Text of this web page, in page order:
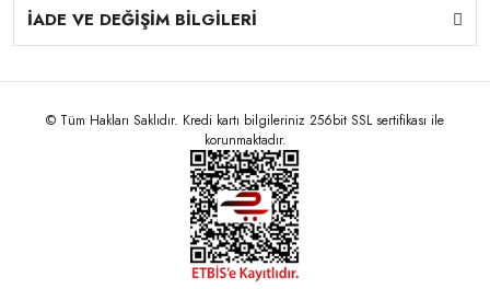
İADE VE DEĞİŞİM BİLGİLERİ
© Tüm Hakları Saklıdır. Kredi kartı bilgileriniz 256bit SSL sertifikası ile
korunmaktadır.